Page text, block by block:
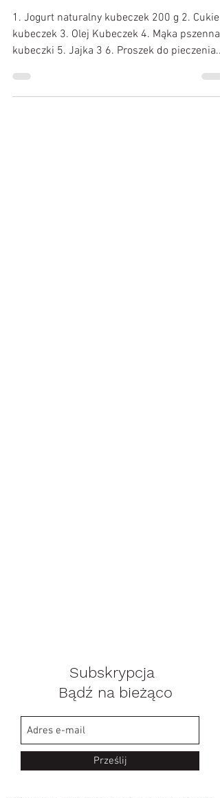
Kulinarne Przygody :)
Kubeczkowe ciasto z owocami
1. Jogurt naturalny kubeczek 200 g 2. Cukier
kubeczek 3. Olej Kubeczek 4. Mąka pszenna
Subskrypcja
Bądź na bieżąco